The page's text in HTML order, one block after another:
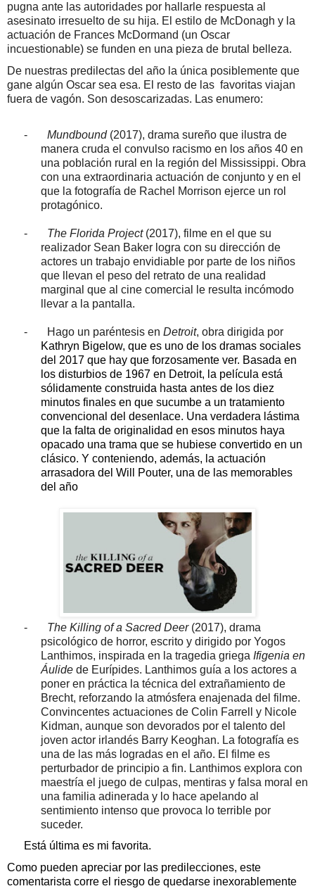
pugna ante las autoridades por hallarle respuesta al
asesinato irresuelto de su hija. El estilo de McDonagh y la
actuación de Frances McDormand (un Oscar
incuestionable) se funden en una pieza de brutal belleza.
De nuestras predilectas del año la única posiblemente que
gane algún Oscar sea esa. El resto de las favoritas viajan
fuera de vagón. Son desoscarizadas. Las enumero:
- Mundbound (2017), drama sureño que ilustra de
manera cruda el convulso racismo en los años 40 en
una población rural en la región del Mississippi. Obra
con una extraordinaria actuación de conjunto y en el
que la fotografía de Rachel Morrison ejerce un rol
protagónico.
- The Florida Project (2017), filme en el que su
realizador Sean Baker logra con su dirección de
actores un trabajo envidiable por parte de los niños
que llevan el peso del retrato de una realidad
marginal que al cine comercial le resulta incómodo
llevar a la pantalla.
- Hago un paréntesis en Detroit, obra dirigida por
Kathryn Bigelow, que es uno de los dramas sociales
del 2017 que hay que forzosamente ver. Basada en
los disturbios de 1967 en Detroit, la película está
sólidamente construida hasta antes de los diez
minutos finales en que sucumbe a un tratamiento
convencional del desenlace. Una verdadera lástima
que la falta de originalidad en esos minutos haya
opacado una trama que se hubiese convertido en un
clásico. Y conteniendo, además, la actuación
arrasadora del Will Pouter, una de las memorables
del año
- The Killing of a Sacred Deer (2017), drama
psicológico de horror, escrito y dirigido por Yogos
Lanthimos, inspirada en la tragedia griega Ifigenia en
Áulide de Eurípides. Lanthimos guía a los actores a
poner en práctica la técnica del extrañamiento de
Brecht, reforzando la atmósfera enajenada del filme.
Convincentes actuaciones de Colin Farrell y Nicole
Kidman, aunque son devorados por el talento del
joven actor irlandés Barry Keoghan. La fotografía es
una de las más logradas en el año. El filme es
perturbador de principio a fin. Lanthimos explora con
maestría el juego de culpas, mentiras y falsa moral en
una familia adinerada y lo hace apelando al
sentimiento intenso que provoca lo terrible por
suceder.
Está última es mi favorita.
Como pueden apreciar por las predilecciones, este
comentarista corre el riesgo de quedarse inexorablemente